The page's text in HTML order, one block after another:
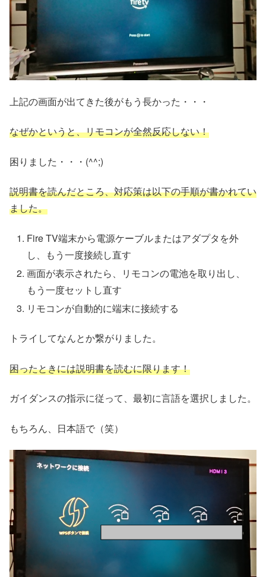
上記の画面が出てきた後がもう長かった・・・
なぜかというと、リモコンが全然反応しない！
困りました・・・(^^;)
説明書を読んだところ、対応策は以下の手順が書かれてい
ました。
Fire TV端末から電源ケーブルまたはアダプタを外
し、もう一度接続し直す
画面が表示されたら、リモコンの電池を取り出し、
もう一度セットし直す
リモコンが自動的に端末に接続する
トライしてなんとか繋がりました。
困ったときには説明書を読むに限ります！
ガイダンスの指示に従って、最初に言語を選択しました。
もちろん、日本語で（笑）